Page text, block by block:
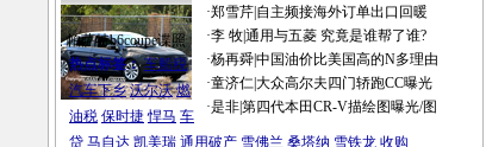
帕萨特b6coupe谍照
·郑雪芹| 自主频接海外订单出口回暖
·李 牧|通用与五菱 究竟是谁帮了谁?
·杨再舜|中国油价比美国高的N多理由
·童济仁|大众高尔夫四门轿跑CC曝光
·是非|第四代本田CR-V描绘图曝光/图
热点标签： 车船税
汽车下乡 沃尔沃 燃
油税 保时捷 悍马 车
贷 马自达 凯美瑞 通用破产 雪佛兰 桑塔纳 雪铁龙 收购